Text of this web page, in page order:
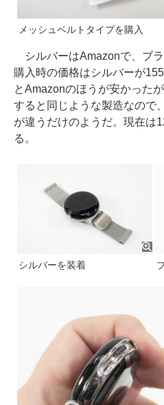
メッシュベルトタイプを購入
シルバーはAmazonで、ブラ
購入時の価格はシルバーが
とAmazonのほうが安かった
すると同じような製造なので
が違うだけのようだ。現在は
る。
シルバーを装着